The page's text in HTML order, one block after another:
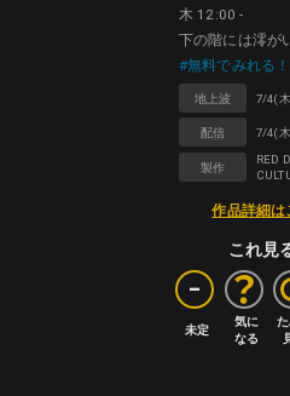
木 12:00 -
下の階には澪が
#無料でみれる！
地上波 7/4(
配信 7/4(
製作
RED
作品詳細は
これ見
-
未定
気に
なる